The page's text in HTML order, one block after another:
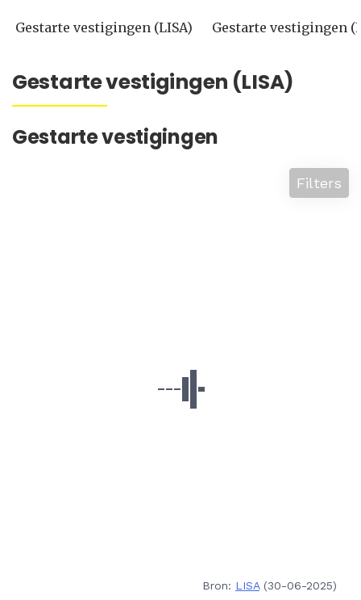
Gestarte vestigingen (LISA) Gestarte vestigingen
Gestarte vestigingen (LISA)
Gestarte vestigingen
Filters
Bron: LISA(30-06-2025)